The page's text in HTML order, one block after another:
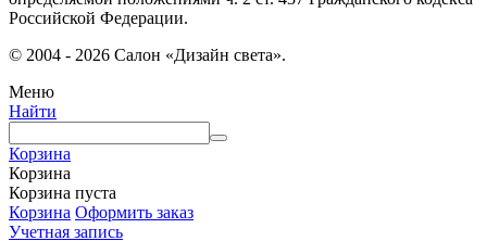
Российской Федерации.
© 2004 - 2026 Салон «Дизайн света».
Меню
Найти
Корзина
Корзина
Корзина пуста
Корзина Оформить заказ
Учетная запись